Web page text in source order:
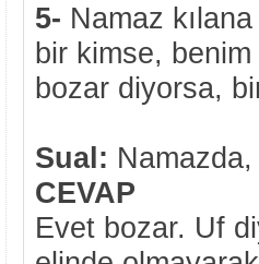
5- Namaz
bir kimse, benim
bozar diyorsa,
Sual:
CEVAP
Evet bozar. Uf